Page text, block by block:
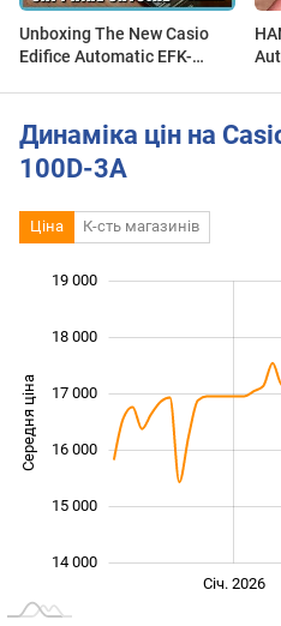
Unboxing The New Casio
Edifice Automatic EFK-
Динаміка цін на
100D-3A
Ціна К-сть магазинів
Середня ціна
14 000
15 000
16 000
17 000
18 000
19 000
Січ. 2026